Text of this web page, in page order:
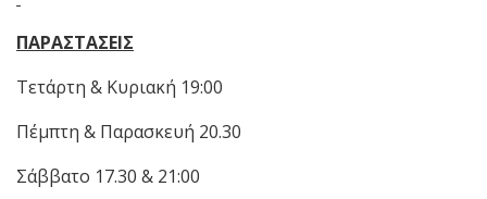
ΠΑΡΑΣΤΑΣΕΙΣ
Τετάρτη & Κυριακή 19:00
Πέμπτη & Παρασκευή 20.30
Σάββατο 17.30 & 21:00